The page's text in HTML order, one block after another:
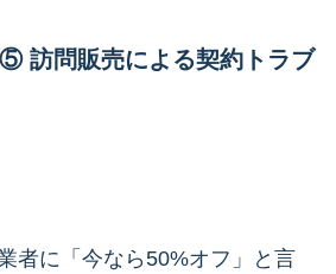
訪問販売による契約トラブ
者に「今なら50%オフ」と言